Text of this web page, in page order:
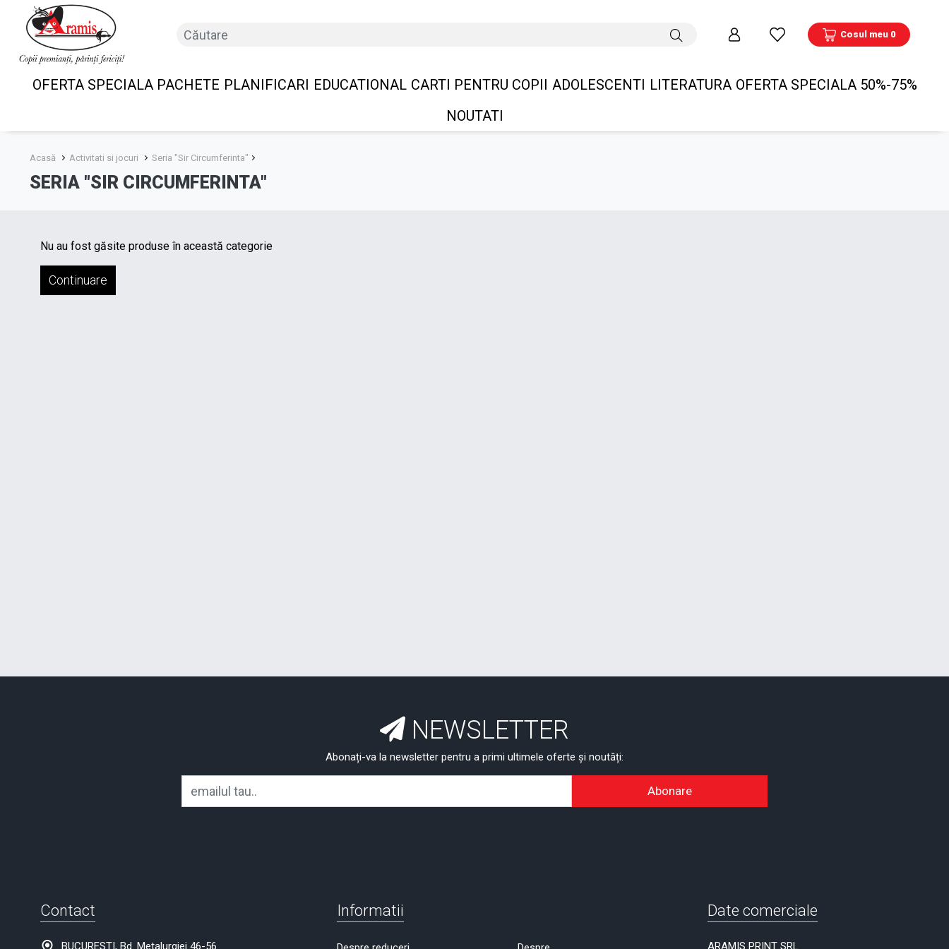
Cosul meu 0
OFERTA SPECIALA PACHETE PLANIFICARI EDUCATIONAL CARTI PENTRU COPII ADOLESCENTI LITERATURA OFERTA SPECIALA 50%-75%
NOUTATI
Acasă Activitati si jocuri Seria "Sir Circumferinta"
SERIA "SIR CIRCUMFERINTA"
Nu au fost găsite produse în această categorie
Continuare
NEWSLETTER
Abonați-va la newsletter pentru a primi ultimele oferte și noutăți:
Abonare
Contact
BUCURESTI, Bd. Metalurgiei 46-56
Informatii Date comerciale
ARAMIS PRINT SRL